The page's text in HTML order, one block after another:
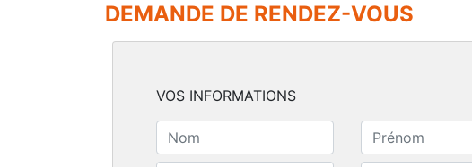
DEMANDE DE RENDEZ-VOUS
VOS INFORMATIONS